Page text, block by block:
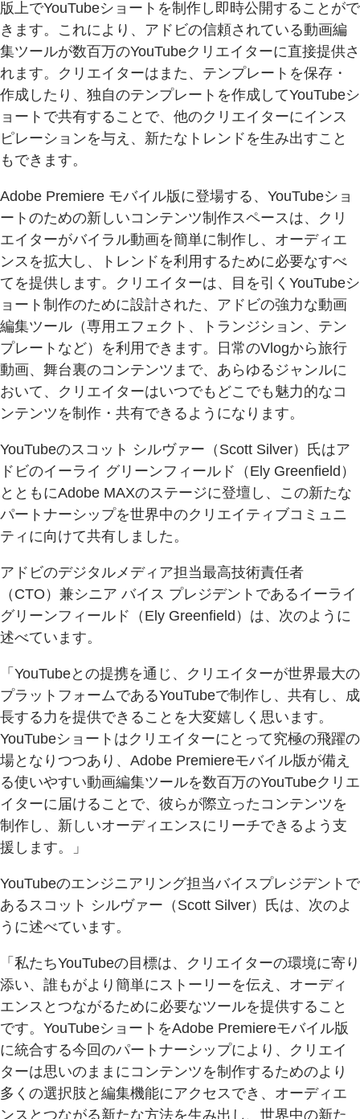
版上でYouTubeショートを制作し即時公開することがで
きます。これにより、アドビの信頼されている動画編
集ツールが数百万のYouTubeクリエイターに直接提供さ
れます。クリエイターはまた、テンプレートを保存・
作成したり、独自のテンプレートを作成してYouTubeシ
ョートで共有することで、他のクリエイターにインス
ピレーションを与え、新たなトレンドを生み出すこと
もできます。
Adobe Premiere モバイル版に登場する、YouTubeショ
ートのための新しいコンテンツ制作スペースは、クリ
エイターがバイラル動画を簡単に制作し、オーディエ
ンスを拡大し、トレンドを利用するために必要なすべ
てを提供します。クリエイターは、目を引くYouTubeシ
ョート制作のために設計された、アドビの強力な動画
編集ツール（専用エフェクト、トランジション、テン
プレートなど）を利用できます。日常のVlogから旅行
動画、舞台裏のコンテンツまで、あらゆるジャンルに
おいて、クリエイターはいつでもどこでも魅力的なコ
ンテンツを制作・共有できるようになります。
YouTubeのスコット シルヴァー（Scott Silver）氏はア
ドビのイーライ グリーンフィールド（Ely Greenfield）
とともにAdobe MAXのステージに登壇し、この新たな
パートナーシップを世界中のクリエイティブコミュニ
ティに向けて共有しました。
アドビのデジタルメディア担当最高技術責任者
（CTO）兼シニア バイス プレジデントであるイーライ
グリーンフィールド（Ely Greenfield）は、次のように
述べています。
「YouTubeとの提携を通じ、クリエイターが世界最大の
プラットフォームであるYouTubeで制作し、共有し、成
長する力を提供できることを大変嬉しく思います。
YouTubeショートはクリエイターにとって究極の飛躍の
場となりつつあり、Adobe Premiereモバイル版が備え
る使いやすい動画編集ツールを数百万のYouTubeクリエ
イターに届けることで、彼らが際立ったコンテンツを
制作し、新しいオーディエンスにリーチできるよう支
援します。」
YouTubeのエンジニアリング担当バイスプレジデントで
あるスコット シルヴァー（Scott Silver）氏は、次のよ
うに述べています。
「私たちYouTubeの目標は、クリエイターの環境に寄り
添い、誰もがより簡単にストーリーを伝え、オーディ
エンスとつながるために必要なツールを提供すること
です。YouTubeショートをAdobe Premiereモバイル版
に統合する今回のパートナーシップにより、クリエイ
ターは思いのままにコンテンツを制作するためのより
多くの選択肢と編集機能にアクセスでき、オーディエ
ンスとつながる新たな方法を生み出し、世界中の新た